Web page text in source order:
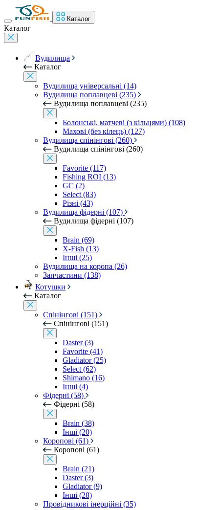
Каталог
Каталог
Вудилища
Каталог
Вудилища універсальні (14)
Вудилища поплавцеві (235)
Вудилища поплавцеві (235)
Болонські, матчеві (з кільцями) (108)
Махові (без кілець) (127)
Вудилища спінінгові (260)
Вудилища спінінгові (260)
Favorite (117)
Fishing ROI (13)
GC (2)
Select (83)
Різні (43)
Вудилища фідерні (107)
Вудилища фідерні (107)
Brain (69)
X-Fish (13)
Інші (25)
Вудилища на коропа (26)
Запчастини (138)
Котушки
Каталог
Спінінгові (151)
Спінінгові (151)
Daster (3)
Favorite (41)
Gladiator (25)
Select (62)
Shimano (16)
Інші (4)
Фідерні (58)
Фідерні (58)
Brain (38)
Інші (20)
Коропові (61)
Коропові (61)
Brain (21)
Daster (3)
Gladiator (9)
Інші (28)
Провідникові інерційні (35)